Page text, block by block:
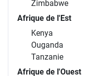
Afrique de l'Est
Kenya
Ouganda
Tanzanie
Afrique de l'Ouest